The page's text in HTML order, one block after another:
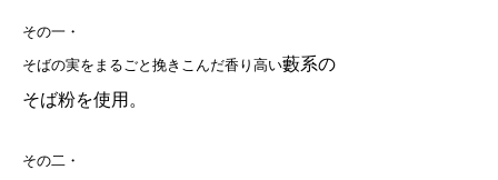
その一・
そばの実をまるごと挽きこんだ香り高い藪系の
そば粉を使用。
その二・